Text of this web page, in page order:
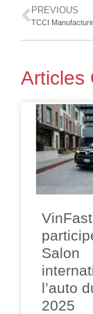
PREVIOUS
Articles
VinFast
Salon
l’auto
2025